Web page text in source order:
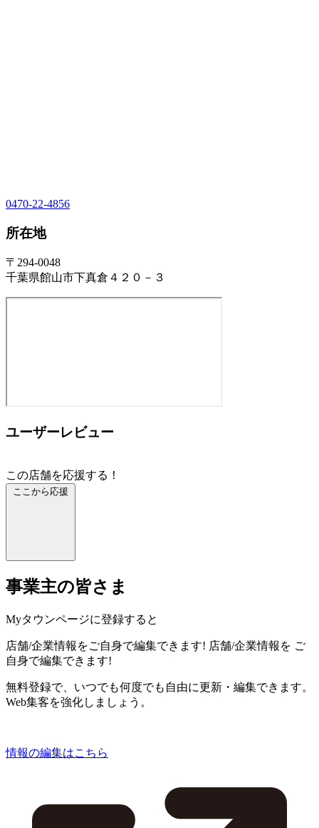
0470-22-4856
所在地
〒294-0048
千葉県館山市下真倉４２０－３
ユーザーレビュー
この店舗を応援する！
ここから応援
事業主の皆さま
Myタウンページに登録すると
店舗/企業情報をご自身で編集できます! 店舗/企業情報を ご
自身で編集できます!
無料登録で、いつでも何度でも自由に更新・編集できます。
Web集客を強化しましょう。
情報の編集はこちら